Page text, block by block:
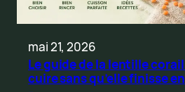
mai 21, 2026
Le guide de la lentille
cuire sans qu’elle finisse